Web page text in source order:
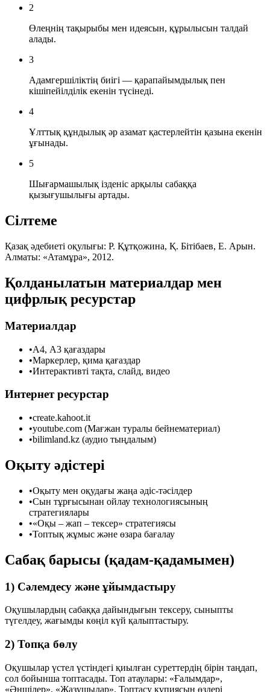
2
Өлеңнің тақырыбы мен идеясын, құрылысын талдай
алады.
3
Адамгершіліктің биігі — қарапайымдылық пен
кішіпейілділік екенін түсінеді.
4
Ұлттық құндылық әр азамат қастерлейтін қазына екенін
ұғынады.
5
Шығармашылық ізденіс арқылы сабаққа
қызығушылығы артады.
Сілтеме
Қазақ әдебиеті оқулығы: Р. Құтқожина, Қ. Бітібаев, Е. Арын.
Алматы: «Атамұра», 2012.
Қолданылатын материалдар мен
цифрлық ресурстар
Материалдар
•А4, А3 қағаздары
•Маркерлер, қима қағаздар
•Интерактивті тақта, слайд, видео
Интернет ресурстар
•create.kahoot.it
•youtube.com (Мағжан туралы бейнематериал)
•bilimland.kz (аудио тыңдалым)
Оқыту әдістері
•Оқыту мен оқудағы жаңа әдіс-тәсілдер
•Сын тұрғысынан ойлау технологиясының
стратегиялары
•«Оқы – жап – тексер» стратегиясы
•Топтық жұмыс және өзара бағалау
Сабақ барысы (қадам-қадамымен)
1) Сәлемдесу және ұйымдастыру
Оқушылардың сабаққа дайындығын тексеру, сыныпты
түгелдеу, жағымды көңіл күй қалыптастыру.
2) Топқа бөлу
Оқушылар үстел үстіндегі қиылған суреттердің бірін таңдап,
сол бойынша топтасады. Топ атаулары: «Ғалымдар»,
«Әншілер», «Жазушылар». Топтасу құпиясын өздері